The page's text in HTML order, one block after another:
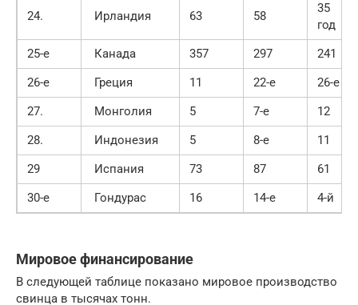
24. Ирландия 63 58
35
год
25-е
Канада 357 297
241
26-е
Греция 11 22-е
26-е
27.
Монголия 5 7-е
12
28.
Индонезия 5 8-е
11
29
Испания 73 87
61
30-е
Гондурас 16 14-е 4-й
Мировое финансирование
В следующей таблице показано мировое производство
свинца в тысячах тонн.